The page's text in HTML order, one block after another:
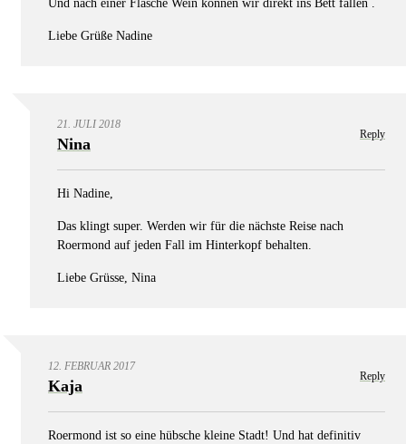
Und nach einer Flasche Wein können wir direkt ins Bett fallen .
Liebe Grüße Nadine
21. JULI 2018
Reply
Nina
Hi Nadine,
Das klingt super. Werden wir für die nächste Reise nach
Roermond auf jeden Fall im Hinterkopf behalten.
Liebe Grüsse, Nina
12. FEBRUAR 2017
Reply
Kaja
Roermond ist so eine hübsche kleine Stadt! Und hat definitiv